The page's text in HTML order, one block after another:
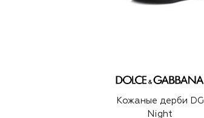
Кожаные дерби DG
Night